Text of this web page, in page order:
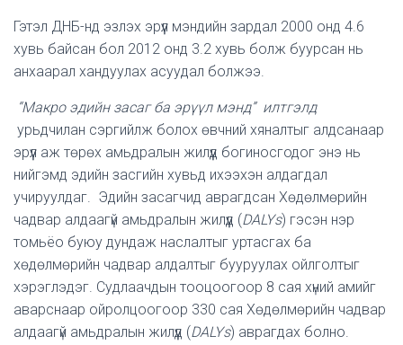
Гэтэл ДНБ-нд эзлэх эрүүл мэндийн зардал 2000 онд 4.6
хувь байсан бол 2012 онд 3.2 хувь болж буурсан нь
анхаарал хандуулах асуудал болжээ.
“Макро эдийн засаг ба эрүүл мэнд” илтгэлд
урьдчилан сэргийлж болох өвчний хяналтыг алдсанаар
эрүүл аж төрөх амьдралын жилүүд богиносгодог энэ нь
нийгэмд эдийн засгийн хувьд ихээхэн алдагдал
учируулдаг. Эдийн засагчид аврагдсан Хөдөлмөрийн
чадвар алдаагүй амьдралын жилүүд (DALYs) гэсэн нэр
томьёо буюу дундаж наслалтыг уртасгах ба
хөдөлмөрийн чадвар алдалтыг бууруулах ойлголтыг
хэрэглэдэг. Судлаачдын тооцоогоор 8 сая хүний амийг
аварснаар ойролцоогоор 330 сая Хөдөлмөрийн чадвар
алдаагүй амьдралын жилүүд (DALYs) аврагдах болно.